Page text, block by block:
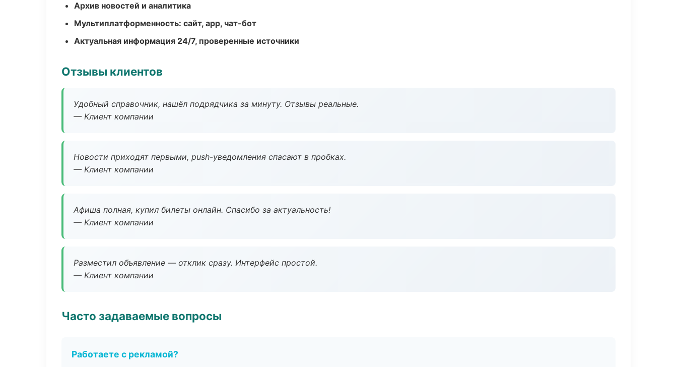
Архив новостей и аналитика
Мультиплатформенность: сайт, app, чат-бот
Актуальная информация 24/7, проверенные источники
Отзывы клиентов
Удобный справочник, нашёл подрядчика за минуту. Отзывы реальные.
— Клиент компании
Новости приходят первыми, push-уведомления спасают в пробках.
— Клиент компании
Афиша полная, купил билеты онлайн. Спасибо за актуальность!
— Клиент компании
Разместил объявление — отклик сразу. Интерфейс простой.
— Клиент компании
Часто задаваемые вопросы
Работаете с рекламой?